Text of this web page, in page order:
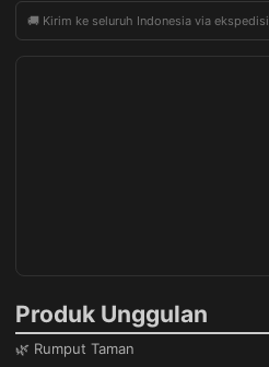
🚚 Kirim ke seluruh Indonesia via ekspedisi
Produk Unggulan
🌿 Rumput Taman